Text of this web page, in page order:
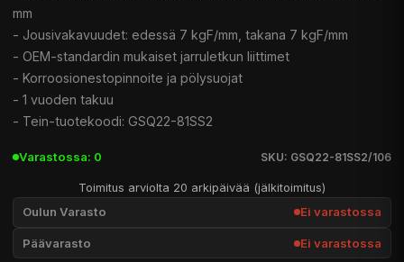
mm
- Jousivakavuudet: edessä 7 kgF/mm, takana 7 kgF/mm
- OEM-standardin mukaiset jarruletkun liittimet
- Korroosionestopinnoite ja pölysuojat
- 1 vuoden takuu
- Tein-tuotekoodi: GSQ22-81SS2
Varastossa: 0 SKU: GSQ22-81SS2/106
Toimitus arviolta 20 arkipäivää (jälkitoimitus)
Oulun Varasto Ei varastossa
Päävarasto Ei varastossa